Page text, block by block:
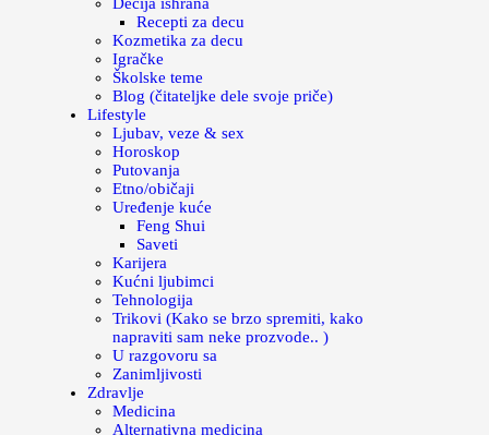
Recepti za decu
Kozmetika za decu
Igračke
Školske teme
Blog (čitateljke dele svoje priče)
Lifestyle
Ljubav, veze & sex
Horoskop
Putovanja
Etno/običaji
Uređenje kuće
Feng Shui
Saveti
Karijera
Kućni ljubimci
Tehnologija
Trikovi (Kako se brzo spremiti, kako
napraviti sam neke prozvode.. )
U razgovoru sa
Zanimljivosti
Zdravlje
Medicina
Alternativna medicina